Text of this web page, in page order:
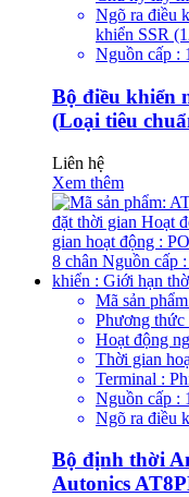
Ngõ ra điều
khiển SSR
Nguồn cấp :
Bộ điều khiển
(Loại tiêu
Liên hệ
Xem thêm
Mã sản
Phương thức
Hoạt động
Thời gian
Terminal :
Nguồn cấp :
Ngõ ra điều
Bộ định thời
Autonics